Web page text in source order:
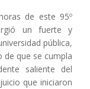
de este 95º
un fuerte y
pública,
que se cumpla
saliente del
que iniciaron